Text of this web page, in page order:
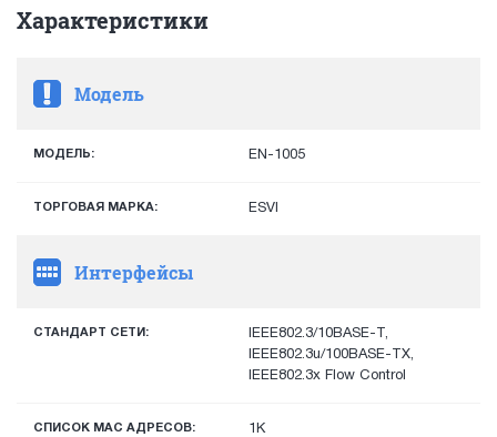
Характеристики
Модель
МОДЕЛЬ: EN-1005
ТОРГОВАЯ МАРКА: ESVI
Интерфейсы
СТАНДАРТ СЕТИ:
IEEE802.3/10BASE-T,
IEEE802.3u/100BASE-TX,
IEEE802.3x Flow Control
СПИСОК MAC АДРЕСОВ: 1К